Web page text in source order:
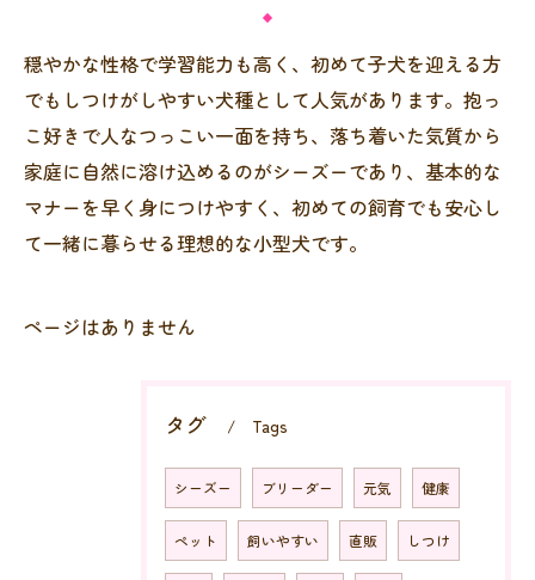
穏やかな性格で学習能力も高く、初めて子犬を迎える方
でもしつけがしやすい犬種として人気があります。抱っ
こ好きで人なつっこい一面を持ち、落ち着いた気質から
家庭に自然に溶け込めるのがシーズーであり、基本的な
マナーを早く身につけやすく、初めての飼育でも安心し
て一緒に暮らせる理想的な小型犬です。
ページはありません
タグ Tags
シーズー ブリーダー 元気 健康
ペット 飼いやすい 直販 しつけ